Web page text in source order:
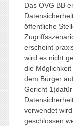
Das OVG BB
öffentliche
erscheint
wird es nicht
die
dem Bürger
Gericht
verwendet
geschlossen